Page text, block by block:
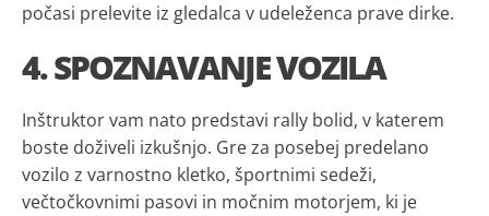
počasi prelevite iz gledalca v udeleženca prave dirke.
4. SPOZNAVANJE VOZILA
Inštruktor vam nato predstavi rally bolid, v katerem
boste doživeli izkušnjo. Gre za posebej predelano
vozilo z varnostno kletko, športnimi sedeži,
večtočkovnimi pasovi in močnim motorjem, ki je